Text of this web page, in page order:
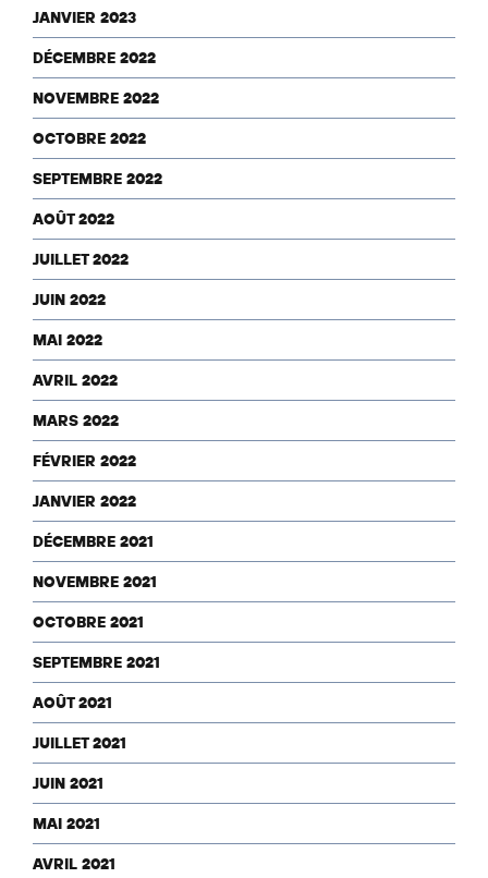
JANVIER 2023
DÉCEMBRE 2022
NOVEMBRE 2022
OCTOBRE 2022
SEPTEMBRE 2022
AOÛT 2022
JUILLET 2022
JUIN 2022
MAI 2022
AVRIL 2022
MARS 2022
FÉVRIER 2022
JANVIER 2022
DÉCEMBRE 2021
NOVEMBRE 2021
OCTOBRE 2021
SEPTEMBRE 2021
AOÛT 2021
JUILLET 2021
JUIN 2021
MAI 2021
AVRIL 2021